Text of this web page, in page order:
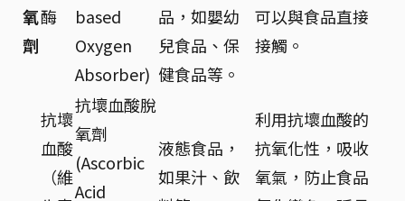
氧
劑
酶
based
Oxygen
Absorber)
品，如嬰幼
兒食品、保
健食品等。
可以與食品直接
接觸。
抗壞
血酸
（維
抗壞血酸脫
氧劑
(Ascorbic
Acid
液態食品，
如果汁、飲
利用抗壞血酸的
抗氧化性，吸收
氧氣，防止食品